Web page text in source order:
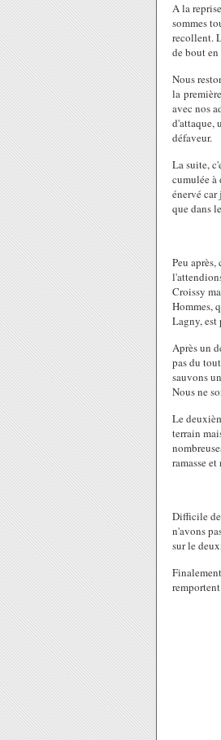
A la
sommes
recollent.
de bout
Nous
la
avec nos
d'attaque,
défaveur.
La suite,
cumulée à
énervé car
que dans
Peu
Croissy
Hommes,
Lagny, est
Après un
pas du
sauvons
Nous ne
Le
terrain
ramasse
Difficile de
n'avons
sur le